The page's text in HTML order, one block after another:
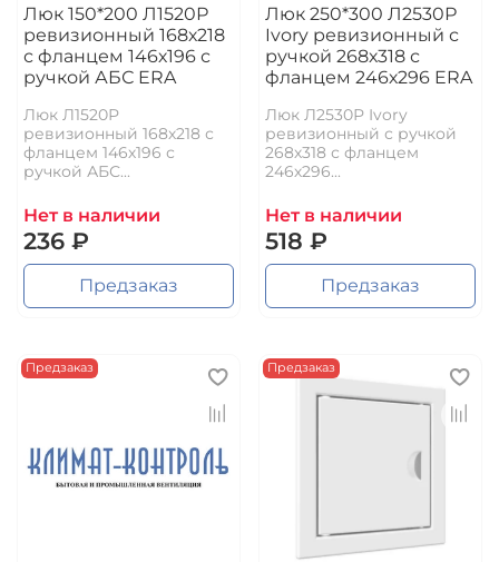
Люк 150*200 Л1520Р
ревизионный 168х218
с фланцем 146х196 с
ручкой АБС ERA
Люк Л1520Р
ревизионный 168х218 с
фланцем 146х196 с
ручкой АБС...
Нет в наличии
236 ₽
Предзаказ
Люк 250*300 Л2530Р
Ivory ревизионный с
ручкой 268х318 с
фланцем 246х296 ERA
Люк Л2530Р Ivory
ревизионный с ручкой
268х318 с фланцем
246х296...
Нет в наличии
518 ₽
Предзаказ
Предзаказ Предзаказ